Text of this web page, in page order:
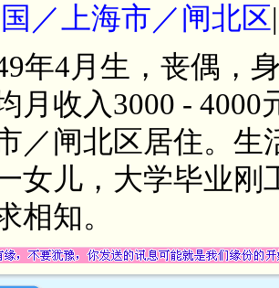
／上海市／闸北区
年4月生，丧偶，
月收入3000 -
／闸北区居住。生
女儿，大学毕业
相知。